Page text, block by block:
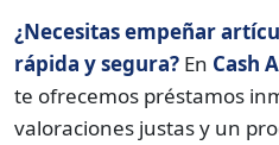
¿Necesitas empeñar
rápida y segura? En Cash
te ofrecemos préstamos
valoraciones justas y un